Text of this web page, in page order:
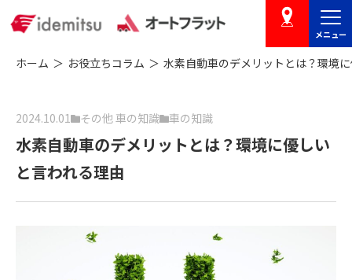
店舗を探す
メニュー
ホーム お役立ちコラム 水素自動車のデメリットとは？環境
2024.10.01 その他 車の知識 車の知識
水素自動車のデメリットとは？環境に優しい
と言われる理由